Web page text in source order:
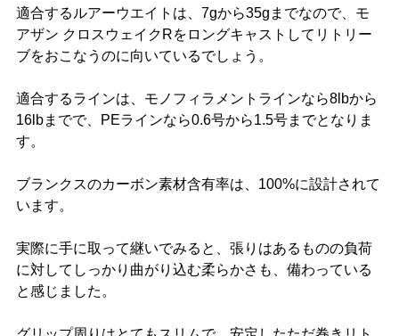
適合するルアーウエイトは、7gから35gまでなので、モ
アザン クロスウェイクRをロングキャストしてリトリー
ブをおこなうのに向いているでしょう。
適合するラインは、モノフィラメントラインなら8lbから
16lbまでで、PEラインなら0.6号から1.5号までとなりま
す。
ブランクスのカーボン素材含有率は、100%に設計されて
います。
実際に手に取って継いでみると、張りはあるものの負荷
に対してしっかり曲がり込む柔らかさも、備わっている
と感じました。